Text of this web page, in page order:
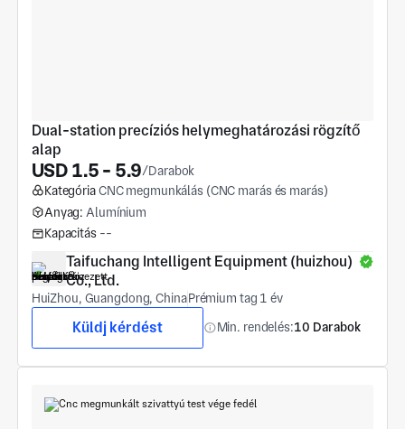
Dual-station precíziós helymeghatározási rögzítő
alap
USD 1.5 - 5.9/Darabok
KategóriaCNC megmunkálás (CNC marás és marás)
Anyag: Alumínium
Kapacitás --
Taifuchang Intelligent Equipment (huizhou)
Co., Ltd.
HuiZhou, Guangdong, ChinaPrémium tag 1 év
Küldj kérdést Min. rendelés:10 Darabok